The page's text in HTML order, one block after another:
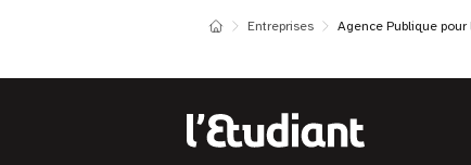
Entreprises Agence Publique